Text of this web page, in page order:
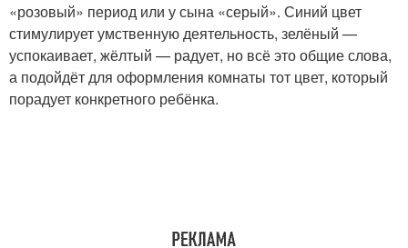
«розовый» период или у сына «серый». Синий цвет
стимулирует умственную деятельность, зелёный —
успокаивает, жёлтый — радует, но всё это общие слова,
а подойдёт для оформления комнаты тот цвет, который
порадует конкретного ребёнка.